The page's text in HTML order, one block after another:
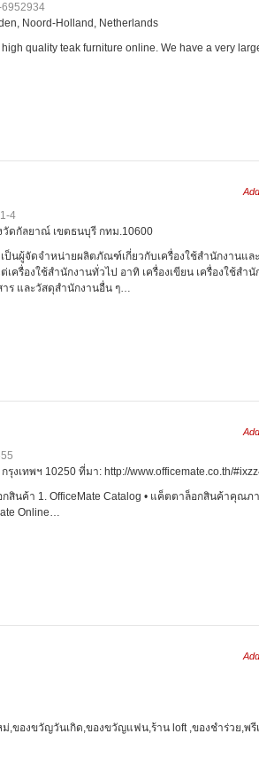
Noord-Holland, Netherlands
quality teak furniture online. We have a very
4
วัดกัลยาณ์ เขตธนบุรี กทม.10600
เป็นผู้จัดจำหน่ายผลิตภัณฑ์เกี่ยวกับเครื่องใช้สำนักงานแ
ครื่องใช้สำนักงานทั่วไป อาทิ เครื่องเขียน เครื่องใช้ส
าร และวัสดุสำนักงานอื่น ๆ…
งเทพฯ 10250 ที่มา: http://www.officemate.co.th/
กสินค้า 1. OfficeMate Catalog • แค็ตตาล็อกสินค้าคุณภ
Online…
,ของขวัญวันเกิด,ของขวัญแฟน,ร้าน loft ,ของชำร่วย,พ